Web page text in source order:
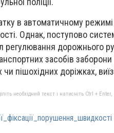
в автоматичному режимі
. Однак, поступово
регулювання дорожнього
засобів
чи пішохідних доріжках,
необхідний текст і натисніть Ctrl +